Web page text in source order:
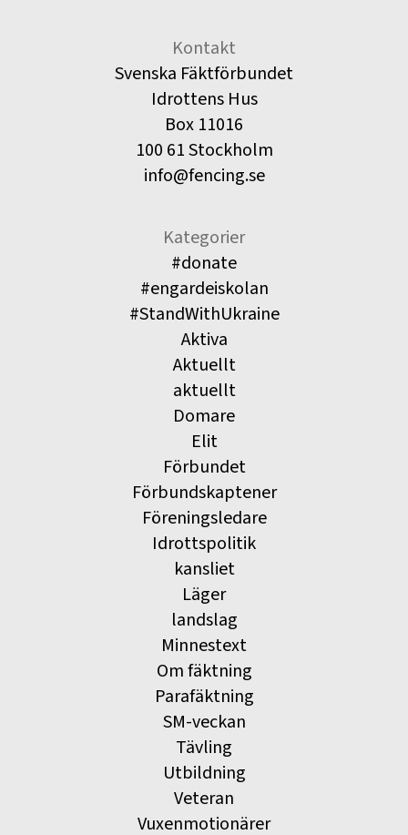
Kontakt
Svenska Fäktförbundet
Idrottens Hus
Box 11016
100 61 Stockholm
info@fencing.se
Kategorier
#donate
#engardeiskolan
#StandWithUkraine
Aktiva
Aktuellt
aktuellt
Domare
Elit
Förbundet
Förbundskaptener
Föreningsledare
Idrottspolitik
kansliet
Läger
landslag
Minnestext
Om fäktning
Parafäktning
SM-veckan
Tävling
Utbildning
Veteran
Vuxenmotionärer